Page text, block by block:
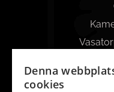
Denna
cookies